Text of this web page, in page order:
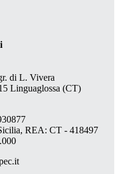
di L. Vivera
Linguaglossa (CT)
REA: CT - 418497